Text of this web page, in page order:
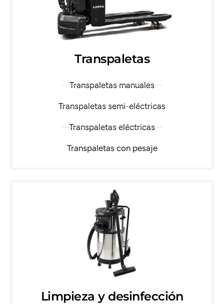
Transpaletas
Transpaletas manuales
Transpaletas semi-eléctricas
Transpaletas eléctricas
Transpaletas con pesaje
Limpieza y desinfección